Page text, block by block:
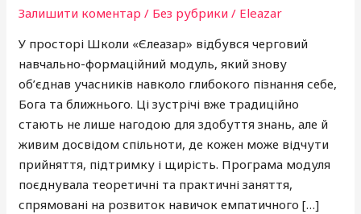
Залишити коментар / Без рубрики / Eleazar
У просторі Школи «Єлеазар» відбувся черговий
навчально-формаційний модуль, який знову
об’єднав учасників навколо глибокого пізнання себе,
Бога та ближнього. Ці зустрічі вже традиційно
стають не лише нагодою для здобуття знань, але й
живим досвідом спільноти, де кожен може відчути
прийняття, підтримку і щирість. Програма модуля
поєднувала теоретичні та практичні заняття,
спрямовані на розвиток навичок емпатичного […]